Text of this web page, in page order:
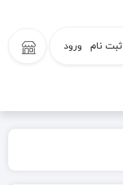
ثبت نام ورود